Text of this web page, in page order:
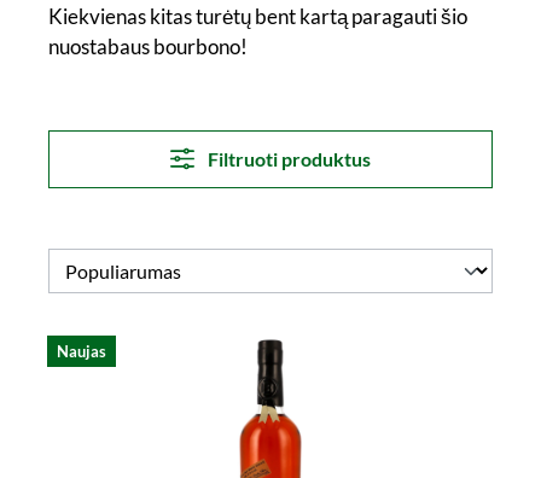
Kiekvienas kitas turėtų bent kartą paragauti šio
nuostabaus bourbono!
Filtruoti produktus
Naujas